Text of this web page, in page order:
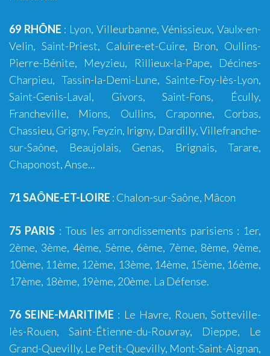
69 RHÔNE : Lyon, Villeurbanne,Vénissieux,Vaulx-en-
Velin, Saint-Priest, Caluire-et-Cuire, Bron, Oullins-
Pierre-Bénite, Meyzieu, Rillieux-la-Pape, Décines-
Charpieu, Tassin-la-Demi-Lune, Sainte-Foy-lès-Lyon,
Saint-Genis-Laval, Givors,Saint-Fons, Écully,
Francheville, Mions, Oullins, Craponne, Corbas,
Chassieu, Grigny, Feyzin, Irigny, Dardilly,Villefranche-
sur-Saône, Beaujolais, Genas, Brignais, Tarare,
Chaponost,Anse...
71 SAÔNE-ET-LOIRE : Chalon-sur-Saône, Mâcon
75 PARIS : Tous les arrondissements parisiens : 1er,
2ème, 3ème, 4ème, 5ème, 6ème, 7ème, 8ème, 9ème,
10ème, 11ème, 12ème, 13ème, 14ème, 15ème, 16ème,
17ème, 18ème, 19ème, 20ème. La Défense.
76 SEINE-MARITIME : Le Havre, Rouen,Sotteville-
lès-Rouen, Saint-Étienne-du-Rouvray, Dieppe, Le
Grand-Quevilly, Le Petit-Quevilly, Mont-Saint-Aignan,